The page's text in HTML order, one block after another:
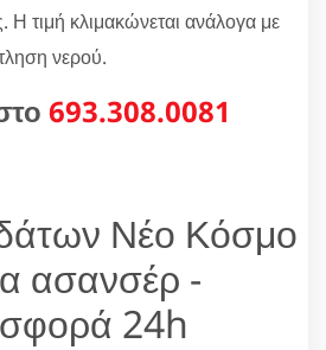
τιμή κλιμακώνεται ανάλογα με
νερού.
693.308.0081
Νέο Κόσμο
ασανσέρ -
24h